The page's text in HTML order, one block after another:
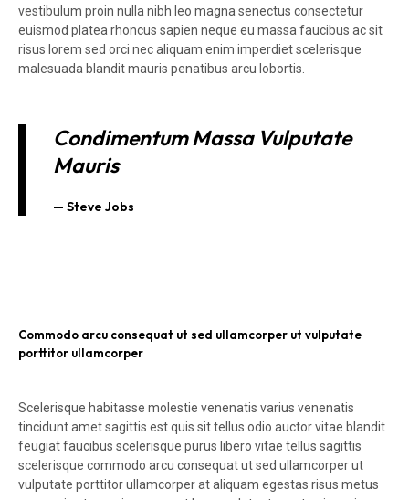
vestibulum proin nulla nibh leo magna senectus consectetur
euismod platea rhoncus sapien neque eu massa faucibus ac sit
risus lorem sed orci nec aliquam enim imperdiet scelerisque
malesuada blandit mauris penatibus arcu lobortis.
Condimentum Massa Vulputate
Mauris
Steve Jobs
Commodo arcu consequat ut sed ullamcorper ut vulputate
porttitor ullamcorper
Scelerisque habitasse molestie venenatis varius venenatis
tincidunt amet sagittis est quis sit tellus odio auctor vitae blandit
feugiat faucibus scelerisque purus libero vitae tellus sagittis
scelerisque commodo arcu consequat ut sed ullamcorper ut
vulputate porttitor ullamcorper at aliquam egestas risus metus